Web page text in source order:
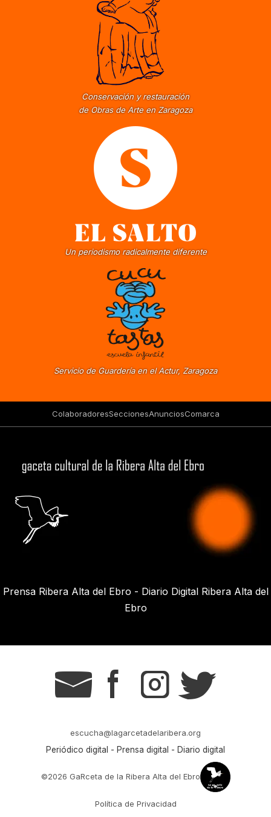
Conservación y restauración
de Obras de Arte en Zaragoza
Un periodismo radicalmente diferente
Servicio de Guardería en el Actur, Zaragoza
ColaboradoresSeccionesAnunciosComarca
Prensa Ribera Alta del Ebro - Diario Digital Ribera Alta del
Ebro
g s t r
escucha@lagarcetadelaribera.org
Periódico digital - Prensa digital - Diario digital
©2026 GaRceta de la Ribera Alta del Ebro
Política de Privacidad